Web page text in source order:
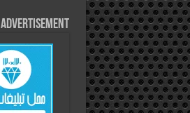
Advertisement